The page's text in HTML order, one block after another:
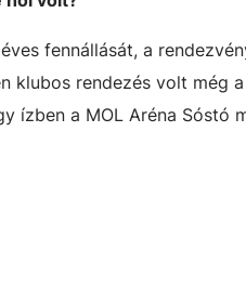
fennállását, a
klubos rendezés volt még
ízben a MOL Aréna Sóstó